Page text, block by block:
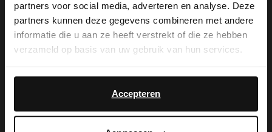
partners voor social media, adverteren en analyse. Deze
partners kunnen deze gegevens combineren met andere
informatie die u aan ze heeft verstrekt of die ze hebben
verzameld op basis van uw gebruik van hun services.
Accepteren
No Stress
Blaue Slingbackpumps aus Lackleder
109.99
It looks like your language isn't Dutch. Would
you like to switch to English?
English